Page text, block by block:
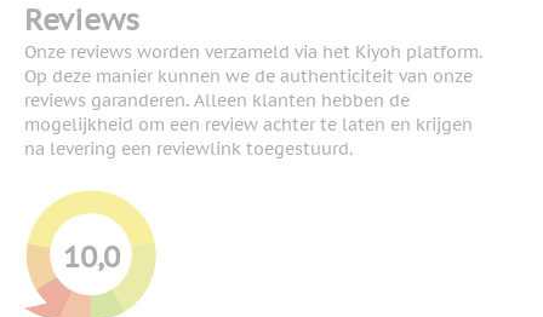
Reviews
Onze reviews worden verzameld via het Kiyoh platform.
Op deze manier kunnen we de authenticiteit van onze
reviews garanderen. Alleen klanten hebben de
mogelijkheid om een review achter te laten en krijgen
na levering een reviewlink toegestuurd.
10,0